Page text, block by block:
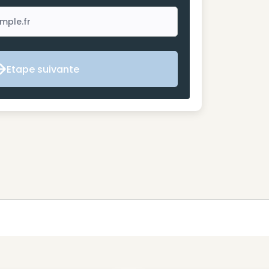
Etape suivante
Etape suivante